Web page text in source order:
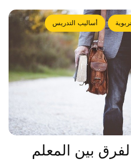
أساليب التدريس
بين المعلم